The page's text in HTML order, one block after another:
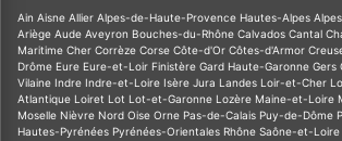
Ain Aisne Allier Alpes-de-Haute-Provence Hautes-Alpes
Ariège Aude Aveyron Bouches-du-Rhône Calvados Cantal
Maritime Cher Corrèze Corse Côte-d'Or Côtes-d'Armor
Drôme Eure Eure-et-Loir Finistère Gard Haute-Garonne Gers
Vilaine Indre Indre-et-Loire Isère Jura Landes Loir-et-Cher
Atlantique Loiret Lot Lot-et-Garonne Lozère Maine-et-Loire
Moselle Nièvre Nord Oise Orne Pas-de-Calais Puy-de-Dôme
Hautes-Pyrénées Pyrénées-Orientales Rhône Saône-et-Loire